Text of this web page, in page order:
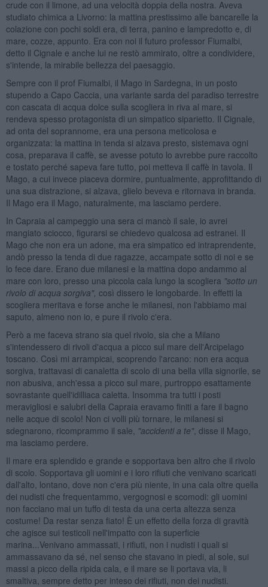
crude con il limone, ad una velocità doppia della nostra. Aveva
studiato chimica a Livorno: la mattina prestissimo alle bancarelle la
colazione con pochi soldi era, di terra, panino e lampredotto e, di
mare, cozze, appunto. Era con noi il futuro professor Fiumalbi,
detto il Cignale e anche lui ne restò ammirato, oltre a condividere,
s'intende, la mirabile bellezza del paesaggio.
Sempre con il prof Fiumalbi, il Mago in Sardegna, in un posto
stupendo a Capo Caccia, una variante sarda del paradiso terrestre
con cascata di acqua dolce sulla scogliera in riva al mare, si
rendeva spesso protagonista di un simpatico siparietto. Il Cignale,
ad onta del soprannome, era una persona meticolosa e
organizzata: la mattina in tenda si alzava presto, sistemava ogni
cosa, preparava il caffè, se avesse potuto lo avrebbe pure raccolto
e tostato perché sapeva fare tutto, poi metteva il caffè in tavola. Il
Mago, a cui invece piaceva dormire, puntualmente, approfittando di
una sua distrazione, si alzava, glielo beveva e ritornava in branda.
Il Mago era il Mago, naturalmente, ma lasciamo perdere.
In Capraia al campeggio una sera ci mancò il sale, io avrei
mangiato sciocco, figurarsi se chiedevo qualcosa ad estranei. Il
Mago che non era un adone, ma era simpatico ed intraprendente,
andò presso la tenda di due ragazze, accampate sotto di noi e se
lo fece dare. Erano due milanesi e la mattina dopo andammo al
mare con loro, presso una piccola cala lungo la scogliera "sotto un
rivolo di acqua sorgiva", così dissero le longobarde. In effetti la
scogliera meritava e forse anche le milanesi, non l'abbiamo mai
saputo, almeno non io, e pure il rivolo c'era.
Però a me faceva strano sia quel rivolo, sia che a Milano
s'intendessero di rivoli d'acqua a picco sul mare dell'Arcipelago
toscano. Così mi arrampicai, scoprendo l'arcano: non era acqua
sorgiva, trattavasi di canaletta di scolo di una bella villa signorile, se
non abusiva, anch'essa a picco sul mare, purtroppo esattamente
sovrastante quell'idilliaca caletta. Insomma tra tutti i posti
meravigliosi e salubri della Capraia eravamo finiti a fare il bagno
nelle acque di scolo! Non ci volli più tornare, le milanesi si
sdegnarono, ricomprammo il sale, "accidenti a te", disse il Mago,
ma lasciamo perdere.
Il mare era splendido e grande e sopportava ben altro che il rivolo
di scolo. Sopportava gli uomini e i loro rifiuti che venivano scaricati
dall'alto, lontano, dove non c'era più niente, in una cala oltre quella
dei nudisti che frequentammo, vergognosi e scomodi: gli uomini
non facciano mai un tuffo di testa da una certa altezza senza
costume! Da restar senza fiato! È un effetto della forza di gravità
che agisce sui testicoli nell'impatto con la superficie
marina...Venivano ammassati, i rifiuti, non i nudisti i quali si
ammassavano da sé, nel senso che stavano in piedi, al sole, sui
massi a picco della ripida cala, e il mare se li portava via, li
smaltiva, sempre detto per inteso dei rifiuti, non dei nudisti.